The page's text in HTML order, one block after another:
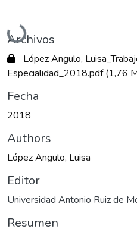
Cargando...
Archivos
López Angulo,
Especialidad_2018.pdf(1,76
Fecha
2018
Authors
López Angulo, Luisa
Editor
Universidad Antonio Ruiz de
Resumen